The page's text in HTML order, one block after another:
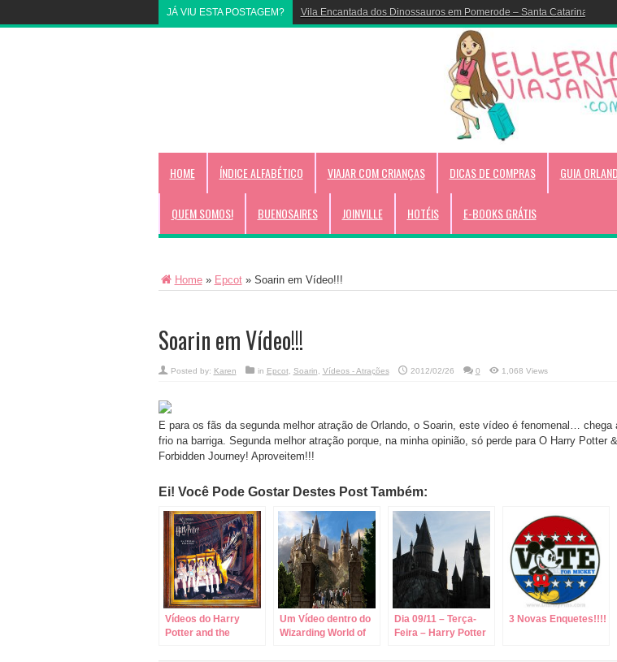
JÁ VIU ESTA POSTAGEM? Vila Encantada dos Dinossauros em Pomerode – Santa Catarina!
HOME ÍNDICE ALFABÉTICO VIAJAR COM CRIANÇAS DICAS DE COMPRAS GUIA
QUEM SOMOS! BUENOSAIRES JOINVILLE HOTÉIS E-BOOKS GRÁTIS
Home» Epcot» Soarin em Vídeo!!!
Soarin em Vídeo!!!
Posted by: Karen in Epcot, Soarin Vídeos - Atrações 2012/02/26 0 1,068 Views
E para os fãs da segunda melhor atração de Orlando, o Soarin, este vídeo é fenomenal… chega
frio na barriga. Segunda melhor atração porque, na minha opinião, só perde para O Harry Potter
Forbidden Journey! Aproveitem!!!
Ei! Você Pode Gostar Destes Post Também:
Vídeos do Harry
Potter and the
Um Vídeo dentro do
Wizarding World of
Dia 09/11 – Terça-
Feira – Harry Potter
3 Novas Enquetes!!!!